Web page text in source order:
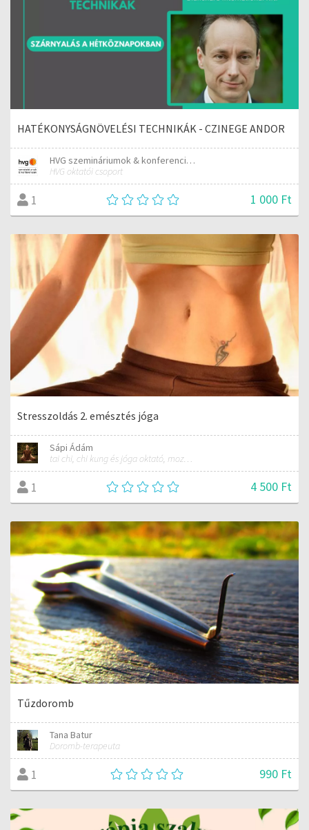
HATÉKONYSÁGNÖVELÉSI TECHNIKÁK - CZINEGE ANDOR
HVG szemináriumok & konferenciák
HVG oktatói csoport
1 1 000 Ft
Stresszoldás 2. emésztés jóga
Sápi Ádám
tai chi, chi kung és jóga oktató, mozgásterapeuta, buddhista tanító
1 4 500 Ft
Tűzdoromb
Tana Batur
Doromb-terapeuta
1 990 Ft